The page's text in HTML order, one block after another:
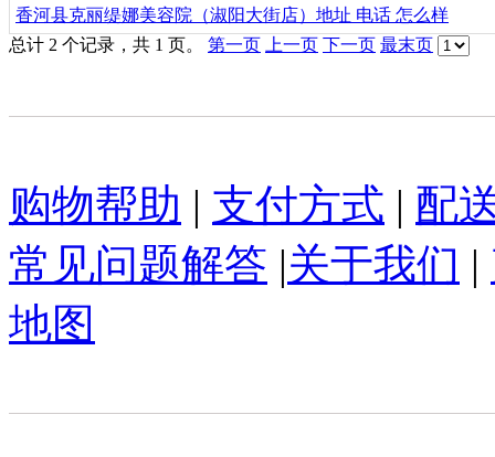
香河县克丽缇娜美容院（淑阳大街店）地址 电话 怎么样
总计 2 个记录，共 1 页。 第一页 上一页 下一页 最末页
购物帮助 | 支付方式 | 配
常见问题解答 |关于我们 |
地图